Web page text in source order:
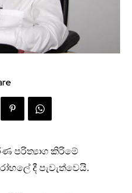
පරිත්‍යාග කිරිමේ
දී පැවැත්වෙයි.